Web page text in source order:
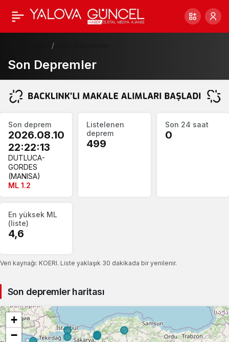
Son Depremler
Deprem
özeti
Son deprem
2026.08.10
22:22:13
DUTLUCA-
GORDES
(MANISA)
ML 1.2
Listelenen
deprem
499
Son 24 saat
0
En yüksek ML
(liste)
4,6
Veri kaynağı: KOERI. Liste yaklaşık 30 dakikada bir yenilenir.
Son depremler haritası
+
−